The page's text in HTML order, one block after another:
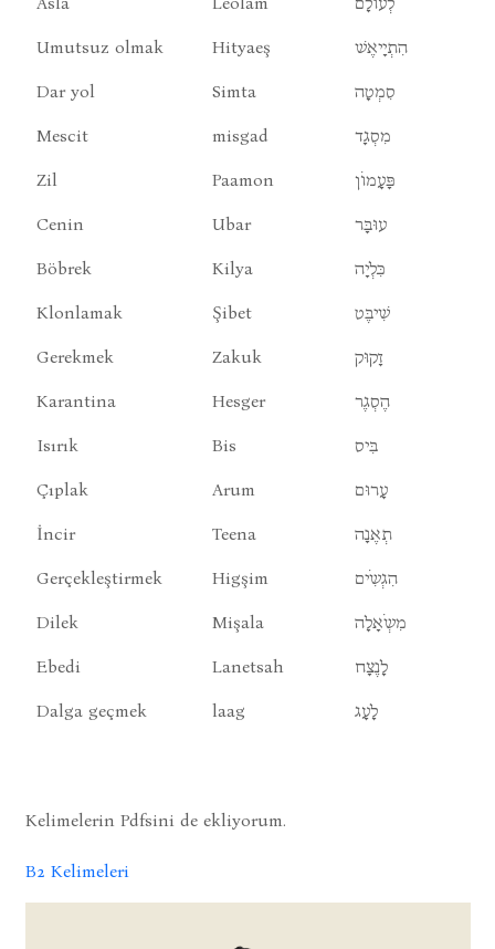
Umutsuz olmak Hityaeş הִתְיָיאֶשׁ
Dar yol Simta סִמְטָה
Mescit misgad מִסְגָד
Zil Paamon פָּעָמוֹן
Cenin Ubar עוּבָּר
Böbrek Kilya כִּלְיָה
Klonlamak Şibet שִׁיבֶּט
Gerekmek Zakuk זָקוּק
Karantina Hesger הֶסְגֶר
Isırık Bis בִּיס
Çıplak Arum עָרוּם
İncir Teena תְאֶנָה
Gerçekleştirmek Higşim הִגְשִֹים
Dilek Mişala מִשְֹאָלָה
Ebedi Lanetsah לָנֶצָח
Dalga geçmek laag לָעָג
Kelimelerin Pdfsini de ekliyorum.
B2 Kelimeleri